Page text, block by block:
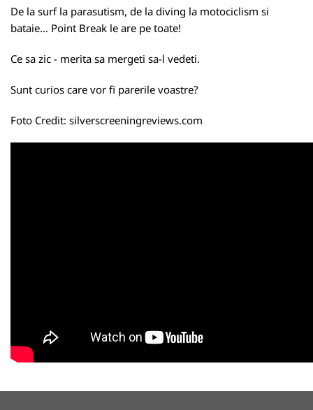
De la surf la parasutism, de la diving la motociclism si
bataie... Point Break le are pe toate!
Ce sa zic - merita sa mergeti sa-l vedeti.
Sunt curios care vor fi parerile voastre?
Foto Credit: silverscreeningreviews.com